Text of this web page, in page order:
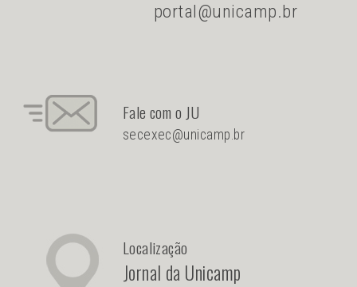
portal@unicamp.br
Fale com o JU
secexec@unicamp.br
Localização
Jornal da Unicamp